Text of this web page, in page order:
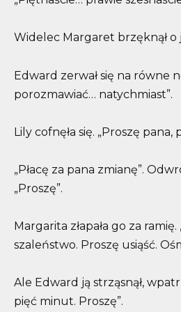
Widelec Margaret brzęknął o
Edward zerwał się na równe
porozmawiać… natychmiast”.
Lily cofnęła się. „Proszę pana,
„Płacę za pana zmianę”.
„Proszę”.
Margarita złapała go za
szaleństwo. Proszę usiąść.
Ale Edward ją strząsnął,
pięć minut. Proszę”.